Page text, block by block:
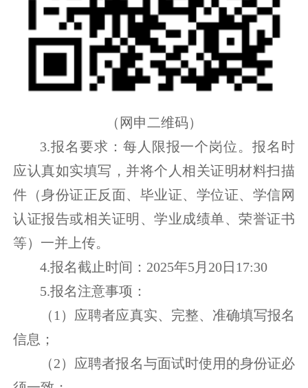
（网申二维码）
3.报名要求：每人限报一个岗位。报名时
应认真如实填写，并将个人相关证明材料扫描
件（身份证正反面、毕业证、学位证、学信网
认证报告或相关证明、学业成绩单、荣誉证书
等）一并上传。
4.报名截止时间：2025年5月20日17:30
5.报名注意事项：
（1）应聘者应真实、完整、准确填写报名
信息；
（2）应聘者报名与面试时使用的身份证必